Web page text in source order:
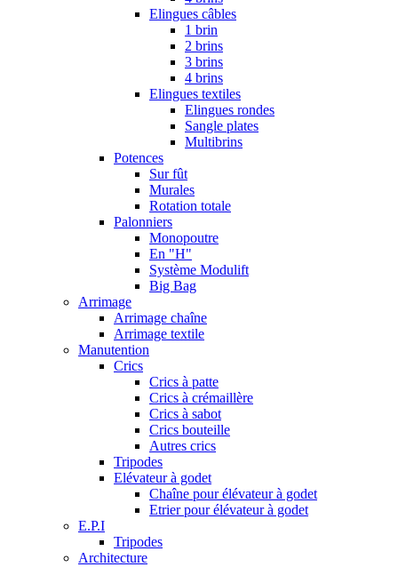
Elingues câbles
1 brin
2 brins
3 brins
4 brins
Elingues textiles
Elingues rondes
Sangle plates
Multibrins
Potences
Sur fût
Murales
Rotation totale
Palonniers
Monopoutre
En "H"
Système Modulift
Big Bag
Arrimage
Arrimage chaîne
Arrimage textile
Manutention
Crics
Crics à patte
Crics à crémaillère
Crics à sabot
Crics bouteille
Autres crics
Tripodes
Elévateur à godet
Chaîne pour élévateur à godet
Etrier pour élévateur à godet
E.P.I
Tripodes
Architecture